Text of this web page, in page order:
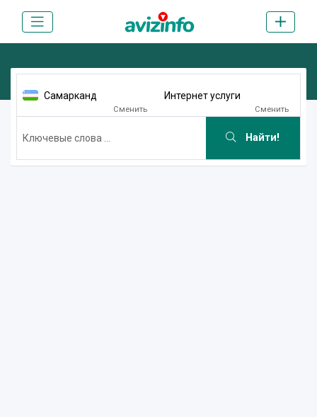
Самарканд
Сменить
Интернет услуги
Сменить
Найти!